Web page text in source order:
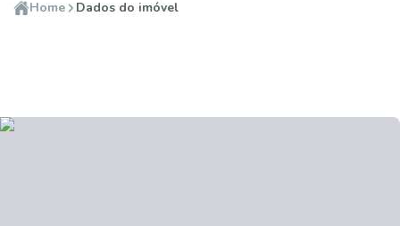
Home Dados do imóvel